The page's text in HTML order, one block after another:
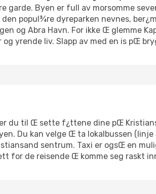
garde. Byen er full av morsomme
popul¾re dyreparken nevnes,
og Abra Havn. For ikke Œ glemme
yrende liv. Slapp av med en is pŒ
du til Œ sette f¿ttene dine pŒ
Du kan velge Œ ta lokalbussen
sentrum. Taxi er ogsŒ en
for de reisende Œ komme seg raskt